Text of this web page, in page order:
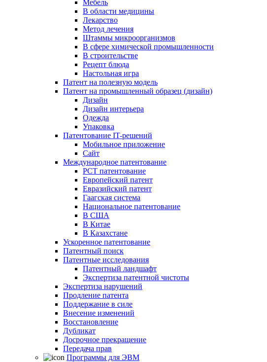
Мебель
В области медицины
Лекарство
Метод лечения
Штаммы микроорганизмов
В сфере химической промышленности
В строительстве
Рецепт блюда
Настольная игра
Патент на полезную модель
Патент на промышленный образец (дизайн)
Дизайн
Дизайн интерьера
Одежда
Упаковка
Патентование IT-решений
Мобильное приложение
Сайт
Международное патентование
PCT патентование
Европейский патент
Евразийский патент
Гаагская система
Национальное патентование
В США
В Китае
В Казахстане
Ускоренное патентование
Патентный поиск
Патентные исследования
Патентный ландшафт
Экспертиза патентной чистоты
Экспертиза нарушений
Продление патента
Поддержание в силе
Внесение изменений
Восстановление
Дубликат
Досрочное прекращение
Передача прав
Программы для ЭВМ